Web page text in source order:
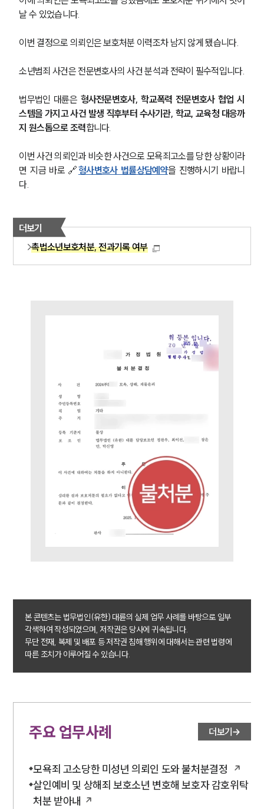
형사 주요 업무사례
형사 법률정보
형사소송·상담후기
업무분야
형사그룹 업무
전체
뉴스레터/브로슈어
세미나
대륜법률상담예약
날 수 있었습니다.
이번 결정으로 의뢰인은 보호처분 이력조차 남지 않게 됐습니다.
소년범죄 사건은 전문변호사의 사건 분석과 전략이 필수적입니다.
법무법인 대륜은 형사전문변호사, 학교폭력 전문변호사 협업 시
스템을 가지고 사건 발생 직후부터 수사기관, 학교, 교육청 대응까
지 원스톱으로 조력합니다.
이번 사건 의뢰인과 비슷한 사건으로 모욕죄고소를 당한 상황이라
면 지금 바로 🔗형사변호사 법률상담예약을 진행하시기 바랍니
다.
더보기
촉법소년보호처분, 전과기록 여부
본 콘텐츠는 법무법인(유한) 대륜의 실제 업무 사례를 바탕으로 일부
각색하여 작성되었으며, 저작권은 당사에 귀속됩니다.
무단 전재, 복제 및 배포 등 저작권 침해 행위에 대해서는 관련 법령에
따른 조치가 이루어질 수 있습니다.
주요 업무사례 더보기
모욕죄 고소당한 미성년 의뢰인 도와 불처분결정
살인예비 및 상해죄 보호소년 변호해 보호자 감호위탁
처분 받아내